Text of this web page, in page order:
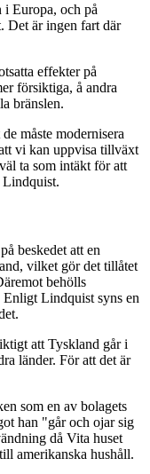
Europa, och på
Det är ingen fart där
effekter på
försiktiga, å andra
bränslen.
måste modernisera
vi kan uppvisa tillväxt
ta som intäkt för att
Lindquist.
beskedet att en
vilket gör det tillåtet
behölls
Enligt Lindquist syns en
att Tyskland går i
länder. För att det är
som en av bolagets
han "går och ojar sig
då Vita huset
amerikanska hushåll.